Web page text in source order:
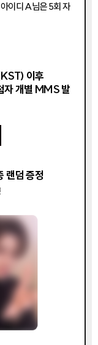
이디 A님은 5회 자
이후
자 개별 MMS 발
랜덤 증정